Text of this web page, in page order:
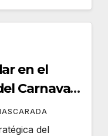
en el
Carnaval
del